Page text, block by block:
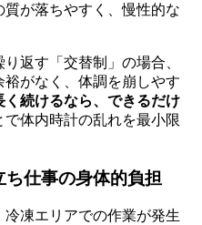
が落ちやすく、慢性的な
返す「交替制」の場合、
がなく、体調を崩しやす
く続けるなら、できるだけ
で体内時計の乱れを最小限
仕事の身体的負担
凍エリアでの作業が発生